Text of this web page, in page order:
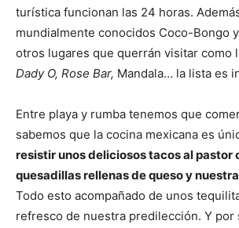
turística funcionan las 24 horas.
mundialmente conocidos Coco-Bongo y
otros lugares que querrán visitar como
Dady O, Rose Bar, Mandala… la lista es
Entre playa y rumba tenemos que
sabemos que la cocina mexicana es
resistir unos deliciosos tacos al pastor
quesadillas rellenas de queso y
Todo esto acompañado de unos
refresco de nuestra predilección. Y por